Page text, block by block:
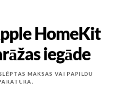
HomeKit
iegāde
MAKSAS VAI PAPILDU